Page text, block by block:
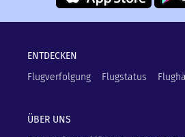
ENTDECKEN
Flugverfolgung
Flugstatus
ÜBER UNS